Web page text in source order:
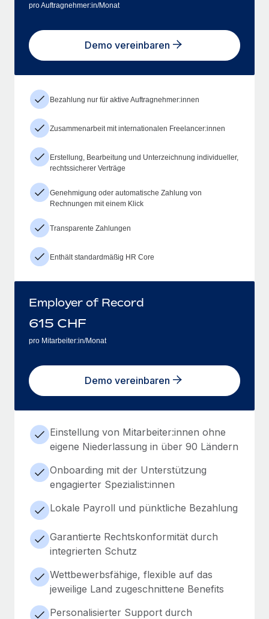
pro Auftragnehmer:in/Monat
Demo vereinbaren
Bezahlung nur für aktive Auftragnehmer:innen
Zusammenarbeit mit internationalen Freelancer:innen
Erstellung, Bearbeitung und Unterzeichnung individueller,
rechtssicherer Verträge
Genehmigung oder automatische Zahlung von
Rechnungen mit einem Klick
Transparente Zahlungen
Enthält standardmäßig HR Core
Employer of Record
615 CHF
pro Mitarbeiter:in/Monat
Demo vereinbaren
Einstellung von Mitarbeiter:innen ohne
eigene Niederlassung in über 90 Ländern
Onboarding mit der Unterstützung
engagierter Spezialist:innen
Lokale Payroll und pünktliche Bezahlung
Garantierte Rechtskonformität durch
integrierten Schutz
Wettbewerbsfähige, flexible auf das
jeweilige Land zugeschnittene Benefits
Personalisierter Support durch